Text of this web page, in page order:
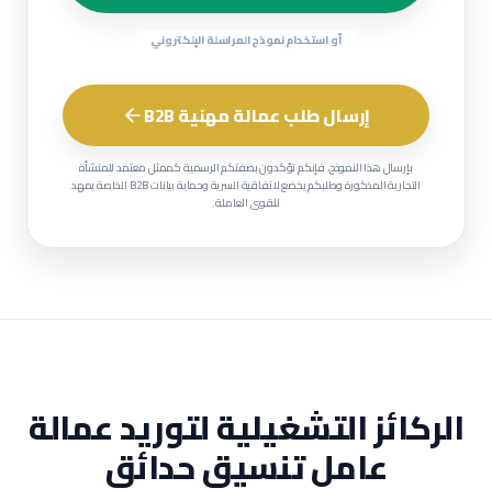
أو استخدام نموذج المراسلة الإلكتروني
إرسال طلب عمالة مهنية B2B
بإرسال هذا النموذج، فإنكم تؤكدون بصفتكم الرسمية كممثل معتمد للمنشأة
التجارية المذكورة وطلبكم يخضع لاتفاقية السرية وحماية بيانات B2B الخاصة بمهد
للقوى العاملة.
الركائز التشغيلية لتوريد عمالة
عامل تنسيق حدائق